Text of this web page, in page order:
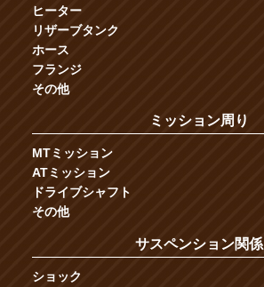
ヒーター
リザーブタンク
ホース
フランジ
その他
ミッション周り
MTミッション
ATミッション
ドライブシャフト
その他
サスペンション関係
ショック